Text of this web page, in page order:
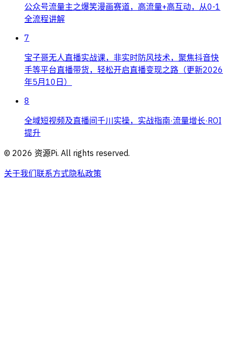
公众号流量主之爆笑漫画赛道，高流量+高互动，从0-1
全流程讲解
7
宝子哥无人直播实战课，非实时防风技术，聚焦抖音快
手等平台直播带货，轻松开启直播变现之路（更新2026
年5月10日）
8
全域短视频及直播间千川实操，实战指南·流量增长·ROI
提升
© 2026 资源Pi. All rights reserved.
关于我们联系方式隐私政策